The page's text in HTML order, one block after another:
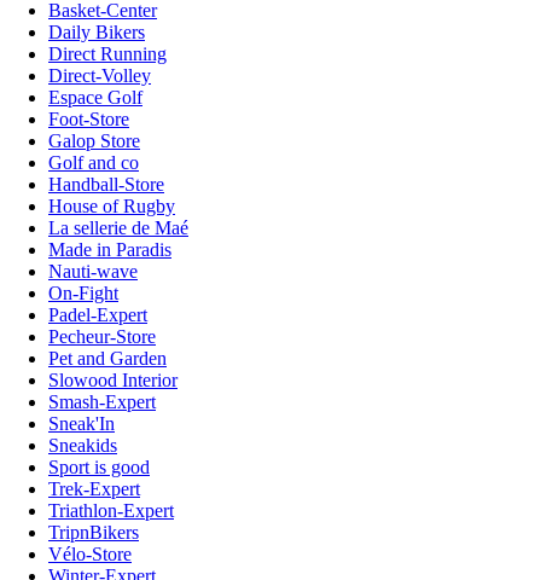
Basket-Center
Daily Bikers
Direct Running
Direct-Volley
Espace Golf
Foot-Store
Galop Store
Golf and co
Handball-Store
House of Rugby
La sellerie de Maé
Made in Paradis
Nauti-wave
On-Fight
Padel-Expert
Pecheur-Store
Pet and Garden
Slowood Interior
Smash-Expert
Sneak'In
Sneakids
Sport is good
Trek-Expert
Triathlon-Expert
TripnBikers
Vélo-Store